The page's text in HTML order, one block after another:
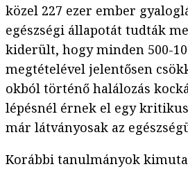
közel 227 ezer ember
egészségi állapotát tudták
kiderült, hogy minden 500-
megtételével jelentősen
okból történő halálozás
lépésnél érnek el egy
már látványosak az
Korábbi tanulmányok